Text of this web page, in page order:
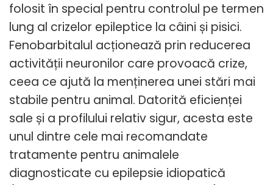
folosit în special pentru controlul pe termen
lung al crizelor epileptice la câini și pisici.
Fenobarbitalul acționează prin reducerea
activității neuronilor care provoacă crize,
ceea ce ajută la menținerea unei stări mai
stabile pentru animal. Datorită eficienței
sale și a profilului relativ sigur, acesta este
unul dintre cele mai recomandate
tratamente pentru animalele
diagnosticate cu epilepsie idiopatică